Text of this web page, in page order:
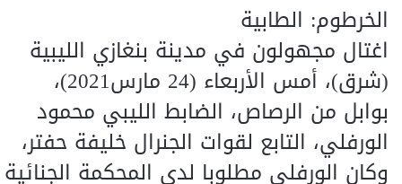
الخرطوم: الطابية
اغتال مجهولون في مدينة بنغازي الليبية
(شرق)، أمس الأربعاء (24 مارس2021)،
بوابل من الرصاص، الضابط الليبي محمود
الورفلي، التابع لقوات الجنرال خليفة حفتر،
وكان الورفلي مطلوبا لدى المحكمة الجنائية